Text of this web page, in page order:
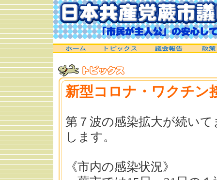
新型コロナ・ワクチン
第７波の感染拡大が続い
します。
《市内の感染状況》